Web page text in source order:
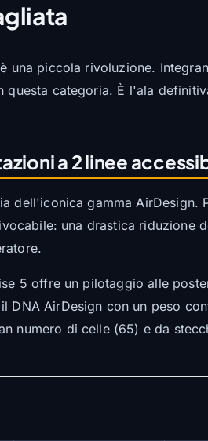
una piccola rivoluzione.
questa categoria. È l'ala
a 2 linee
dell'iconica gamma AirDesign.
una drastica riduzione
5 offre un pilotaggio alle
DNA AirDesign con un peso
numero di celle (65) e da